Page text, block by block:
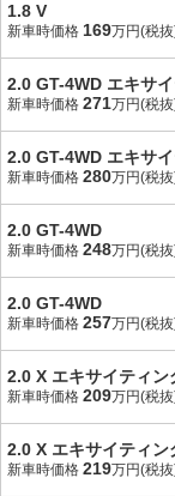
1.8 V
新車時価格 169万円(税
2.0 GT-4WD エキサ
新車時価格 271万円(税
2.0 GT-4WD エキサ
新車時価格 280万円(税
2.0 GT-4WD
新車時価格 248万円(税
2.0 GT-4WD
新車時価格 257万円(税
2.0 X エキサイティン
新車時価格 209万円(税
2.0 X エキサイティン
新車時価格 219万円(税